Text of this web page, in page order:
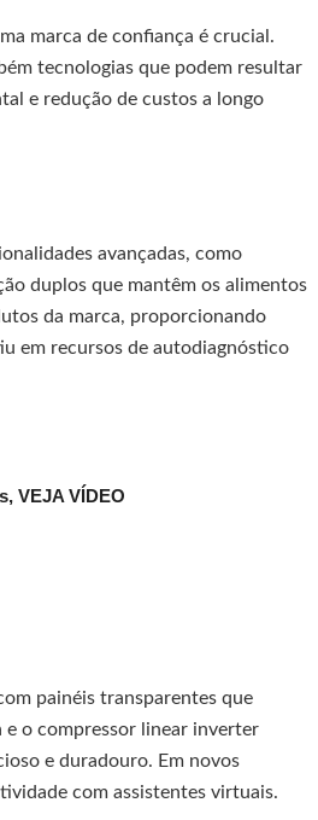
marca de confiança é crucial.
tecnologias que podem resultar
e redução de custos a longo
avançadas, como
duplos que mantêm os alimentos
da marca, proporcionando
em recursos de autodiagnóstico
VEJA VÍDEO
painéis transparentes que
e o compressor linear inverter
e duradouro. Em novos
com assistentes virtuais.